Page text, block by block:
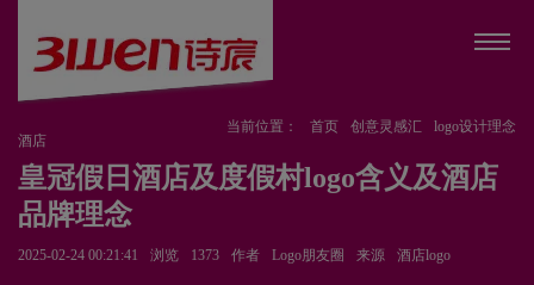
当前位置： 首页 创意灵感汇
logo设计理念
酒店
皇冠假日酒店及度假村logo含义及酒店
品牌理念
2025-02-24 00:21:41 浏览 1373 作者 Logo朋友圈 来源 酒店logo